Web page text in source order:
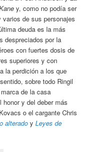
y, como no podía ser
de sus personajes
deuda es la más
despreciados por la
con fuertes dosis de
superiores y con
la perdición a los que
sobre todo Ringil
de la casa
honor y del deber más
o el cargante Chris
alterado yLeyes de